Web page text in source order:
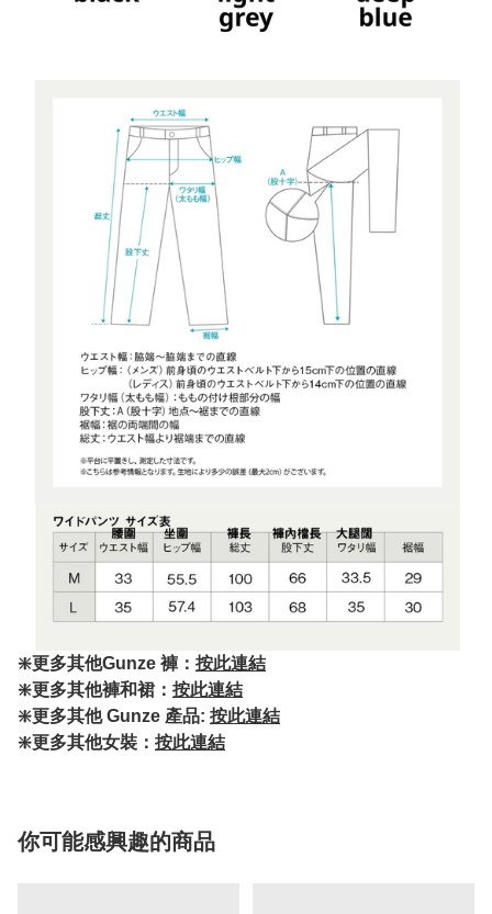
❇️更多其他Gunze 褲： 按此連結
❇️更多其他褲和裙： 按此連結
❇️更多其他 Gunze 產品: 按此連結
❇️更多其他女裝： 按此連結
你可能感興趣的商品